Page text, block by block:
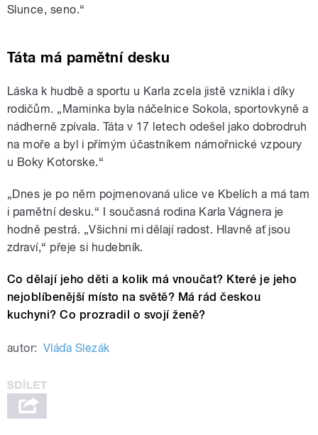
Slunce, seno.“
Táta má pamětní desku
Láska k hudbě a sportu u Karla zcela jistě vznikla i díky
rodičům. „Maminka byla náčelnice Sokola, sportovkyně a
nádherně zpívala. Táta v 17 letech odešel jako dobrodruh
na moře a byl i přímým účastníkem námořnické vzpoury
u Boky Kotorske.“
„Dnes je po něm pojmenovaná ulice ve Kbelích a má tam
i pamětní desku.“ I současná rodina Karla Vágnera je
hodně pestrá. „Všichni mi dělají radost. Hlavně ať jsou
zdraví,“ přeje si hudebník.
Co dělají jeho děti a kolik má vnoučat? Které je jeho
nejoblíbenější místo na světě? Má rád českou
kuchyni? Co prozradil o svojí ženě?
autor: Vláďa Slezák